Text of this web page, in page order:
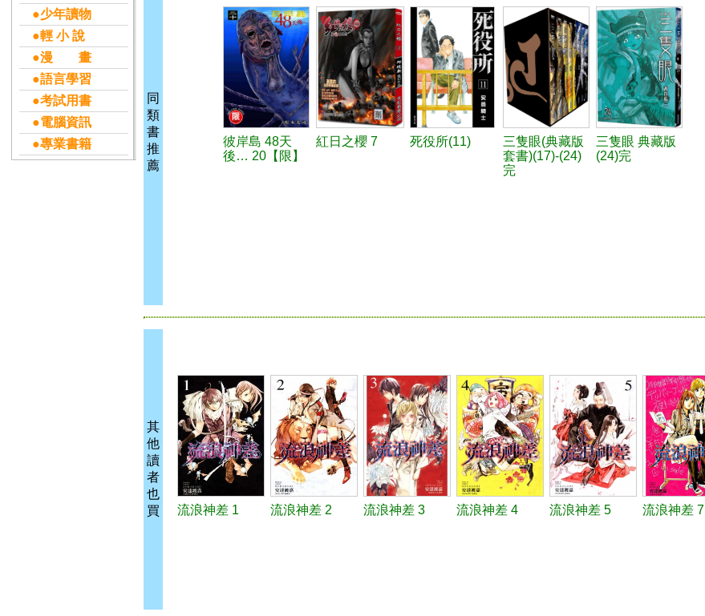
●少年讀物
●輕 小 說
●漫 畫
●語言學習
●考試用書
●電腦資訊
●專業書籍
同
類
書
推
薦
彼岸島 48天
後… 20【限】
紅日之櫻 7 死役所(11)
三隻眼(典藏版
套書)(17)-(24)
完
三隻眼 典藏版
(24)完
其
他
讀
者
也
買
流浪神差 1 流浪神差 2 流浪神差 3 流浪神差 4 流浪神差 5 流浪神差 7